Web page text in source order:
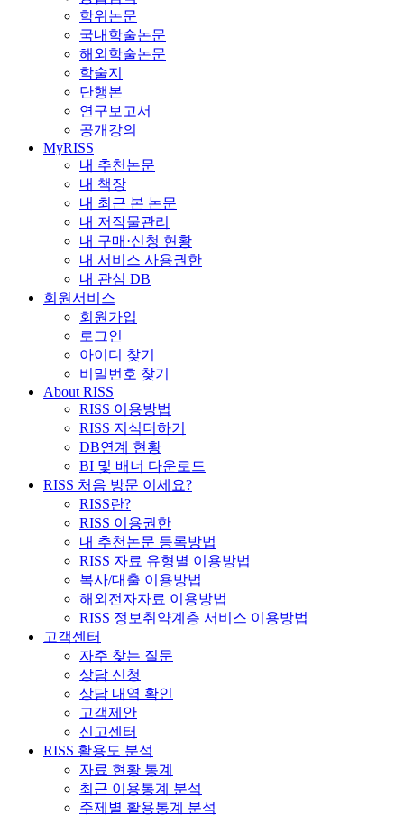
학위논문
국내학술논문
해외학술논문
학술지
단행본
연구보고서
공개강의
MyRISS
내 추천논문
내 책장
내 최근 본 논문
내 저작물관리
내 구매·신청 현황
내 서비스 사용권한
내 관심 DB
회원서비스
회원가입
로그인
아이디 찾기
비밀번호 찾기
About RISS
RISS 이용방법
RISS 지식더하기
DB연계 현황
BI 및 배너 다운로드
RISS 처음 방문 이세요?
RISS란?
RISS 이용권한
내 추천논문 등록방법
RISS 자료 유형별 이용방법
복사/대출 이용방법
해외전자자료 이용방법
RISS 정보취약계층 서비스 이용방법
고객센터
자주 찾는 질문
상담 신청
상담 내역 확인
고객제안
신고센터
RISS 활용도 분석
자료 현황 통계
최근 이용통계 분석
주제별 활용통계 분석